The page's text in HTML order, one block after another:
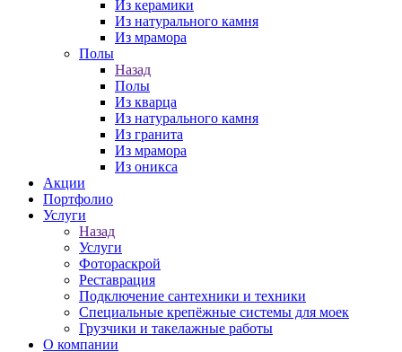
Из керамики
Из натурального камня
Из мрамора
Полы
Назад
Полы
Из кварца
Из натурального камня
Из гранита
Из мрамора
Из оникса
Акции
Портфолио
Услуги
Назад
Услуги
Фотораскрой
Реставрация
Подключение сантехники и техники
Специальные крепёжные системы для моек
Грузчики и такелажные работы
О компании